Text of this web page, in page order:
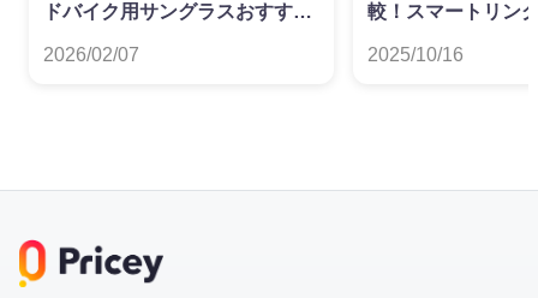
ドバイク用サングラスおすすめ
2026/02/07
較！スマートリン
2025/10/16